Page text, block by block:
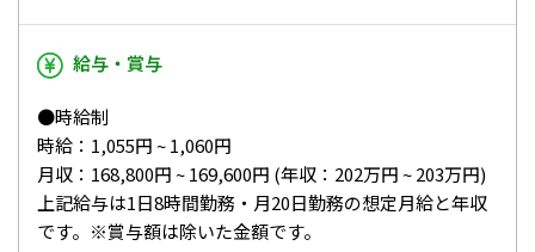
給与・賞与
●時給制
時給：1,055円 ~ 1,060円
月収：168,800円 ~ 169,600円 (年収：202万円 ~ 203万円)
上記給与は1日8時間勤務・月20日勤務の想定月給と年収
です。※賞与額は除いた金額です。